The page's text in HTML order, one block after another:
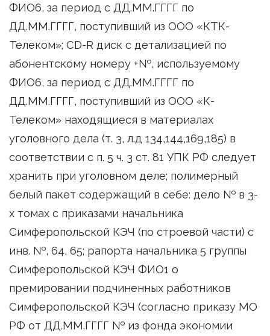
ФИО6, за период с ДД.ММ.ГГГГ по
ДД.ММ.ГГГГ, поступивший из ООО «КТК-
Телеком»; CD-R диск с детализацией по
абонентскому номеру +№, используемому
ФИО6, за период с ДД.ММ.ГГГГ по
ДД.ММ.ГГГГ, поступивший из ООО «К-
Телеком» находящиеся в материалах
уголовного дела (т. 3, л.д 134,144,169,185) в
соответствии с п. 5 ч. 3 ст. 81 УПК РФ следует
хранить при уголовном деле; полимерный
белый пакет содержащий в себе: дело № в 3-
х томах с приказами начальника
Симферопольской КЭЧ (по строевой части) с
инв. №, 64, 65; рапорта начальника 5 группы
Симферопольской КЭЧ ФИО1 о
премировании подчиненных работников
Симферопольской КЭЧ (согласно приказу МО
РФ от ДД.ММ.ГГГГ № из фонда экономии